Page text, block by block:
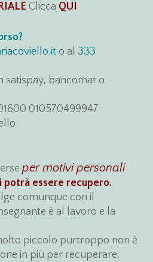
Clicca QUI
o al 333
satispay, bancomat o
010570499947
per motivi personali
potrà essere recupero.
comunque con il
è al lavoro e la
piccolo purtroppo non è
in più per recuperare.